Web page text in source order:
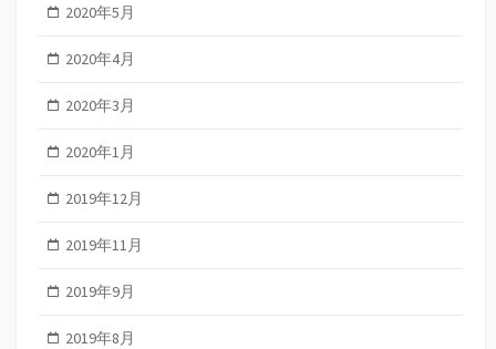
2020年5月
2020年4月
2020年3月
2020年1月
2019年12月
2019年11月
2019年9月
2019年8月